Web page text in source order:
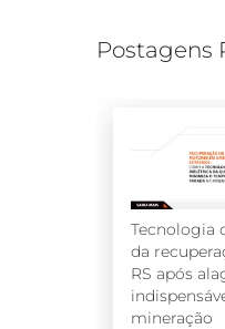
Postagens
Tecnologia
da
RS após
mineração